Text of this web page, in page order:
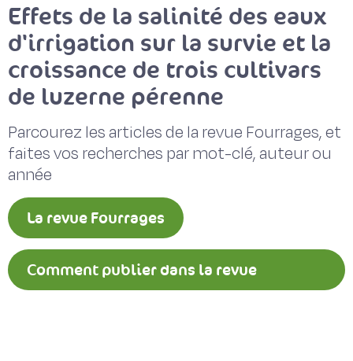
Effets de la salinité des eaux
d'irrigation sur la survie et la
croissance de trois cultivars
de luzerne pérenne
Parcourez les articles de la revue Fourrages, et
faites vos recherches par mot-clé, auteur ou
année
La revue Fourrages
Comment publier dans la revue